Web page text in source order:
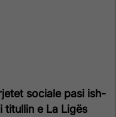
sociale pasi ish-
titullin e La Ligës